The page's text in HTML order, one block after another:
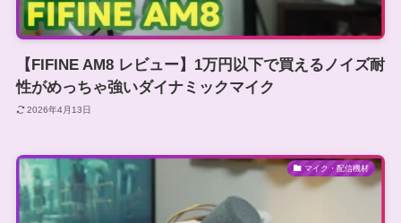
【FIFINE AM8 レビュー】1万円以下で買えるノイズ耐
性がめっちゃ強いダイナミックマイク
2026年4月13日
マイク・配信機材